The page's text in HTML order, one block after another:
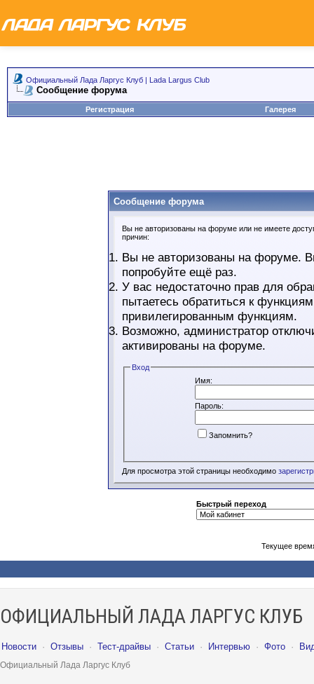
Официальный Лада Ларгус Клуб | Lada Largus Club
Сообщение форума
Регистрация Галерея
Сообщение форума
Вы не авторизованы на форуме или не имеете
причин:
Вы не авторизованы на форуме.
попробуйте ещё раз.
У вас недостаточно прав для
пытаетесь обратиться к
привилегированным функциям.
Возможно, администратор
активированы на форуме.
Вход
Имя:
Пароль:
Запомнить?
Для просмотра этой страницы необходимо
Быстрый переход
Текущее
ОФИЦИАЛЬНЫЙ ЛАДА ЛАРГУС КЛУБ
Новости · Отзывы · Тест-драйвы · Статьи · Интервью · Фото ·
Официальный Лада Ларгус Клуб